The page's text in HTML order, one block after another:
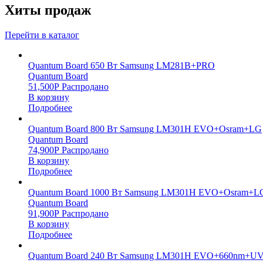
Хиты продаж
Перейти в каталог
Quantum Board 650 Вт Samsung LM281B+PRO
Quantum Board
51,500Р Распродано
В корзину
Подробнее
Quantum Board 800 Вт Samsung LM301H EVO+Osram+LG
Quantum Board
74,900Р Распродано
В корзину
Подробнее
Quantum Board 1000 Вт Samsung LM301H
Quantum Board
91,900Р Распродано
В корзину
Подробнее
Quantum Board 240 Вт Samsung LM301H